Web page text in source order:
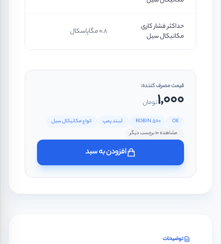
حداکثر فشار کاری
مکانیکال سیل
0.8 مگاپاسکال
قیمت مصرف کننده:
1,000تومان
OE
ROBIN 560 آببند پمپ
انواع مکانیکال سیل
مشاهده 10 برچسب دیگر
افزودن به سبد
توضیحات